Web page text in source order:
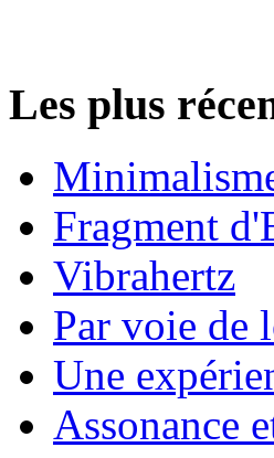
Les plus
Fragment
Vibrahertz
Par voie de
Une
Assonance